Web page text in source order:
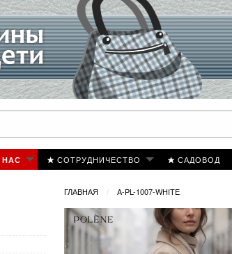
СОТРУДНИЧЕСТВО САДОВОД
ГЛАВНАЯ A-PL-1007-WHITE